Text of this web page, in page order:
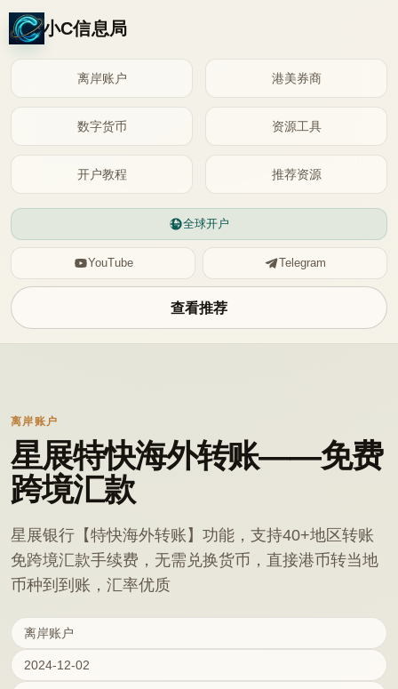
小C信息局
离岸账户 港美券商
数字货币 资源工具
开户教程 推荐资源
全球开户
YouTube Telegram
查看推荐
离岸账户
星展特快海外转账——免费
跨境汇款
星展银行【特快海外转账】功能，支持40+地区转账
免跨境汇款手续费，无需兑换货币，直接港币转当地
币种到到账，汇率优质
离岸账户
2024-12-02